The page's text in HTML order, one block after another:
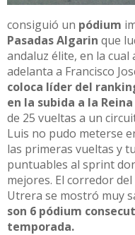
consiguió un pódium
Pasadas Algarin que
andaluz élite, en la
adelanta a Francisco
coloca líder del
en la subida a la
de 25 vueltas a un
Luis no pudo meterse
las primeras vueltas y
puntuables al sprint
mejores. El corredor
Utrera se mostró muy
son 6 pódium
temporada.